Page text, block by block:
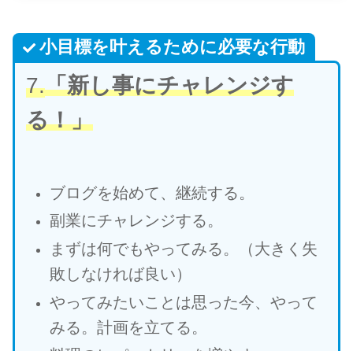
小目標を叶えるために必要な行動
7.「新し事にチャレンジす
る！」
ブログを始めて、継続する。
副業にチャレンジする。
まずは何でもやってみる。（大きく失
敗しなければ良い）
やってみたいことは思った今、やって
みる。計画を立てる。